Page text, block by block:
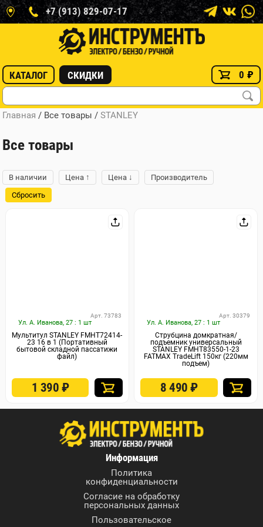
+7 (913) 829-07-17
КАТАЛОГ СКИДКИ 0 ₽
Главная / Все товары /STANLEY
Все товары
В наличии Цена ↑ Цена ↓
Производитель
Сбросить
Ул. А. Иванова, 27 : 1 шт
Арт. 73783
Мультитул STANLEY FMHT72414-
23 16 в 1 (Портативный
бытовой складной пассатижи
файл)
1 390 ₽
Ул. А. Иванова, 27 : 1 шт
Арт. 30379
Струбцина домкратная/
подъемник универсальный
STANLEY FMHT83550-1-23
FATMAX TradeLift 150кг (220мм
подъем)
8 490₽
Информация
Политика
конфиденциальности
Согласие на обработку
персональных данных
Пользовательское